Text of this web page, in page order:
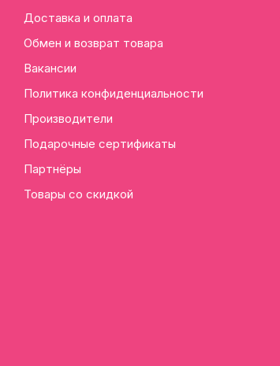
Доставка и оплата
Обмен и возврат товара
Вакансии
Политика конфиденциальности
Производители
Подарочные сертификаты
Партнёры
Товары со скидкой